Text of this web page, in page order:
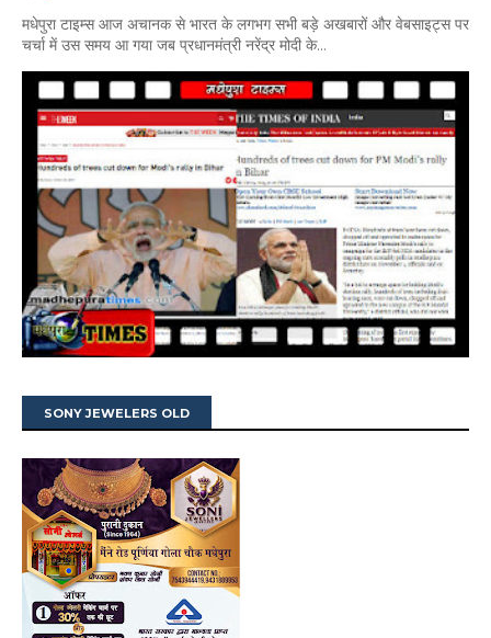
मधेपुरा टाइम्स आज अचानक से भारत के लगभग सभी बड़े अखबारों और वेबसाइट्स पर
चर्चा में उस समय आ गया जब प्रधानमंत्री नरेंद्र मोदी के...
SONY JEWELERS OLD